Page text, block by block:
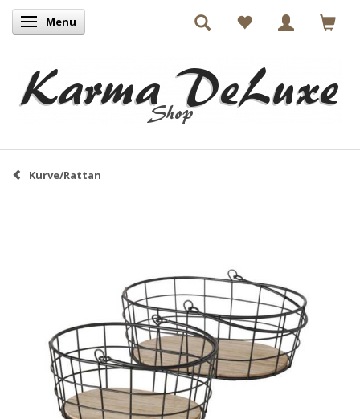
Skifte navigation
Menu
Kurve/Rattan